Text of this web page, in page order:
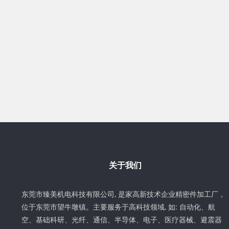
关于我们
东莞市臻美机电科技有限公司, 是家高新技术企业精密件加工厂，
位于东莞市望牛墩镇。主要服务于高科技领域, 如: 自动化、航
空、基础科研、光纤、通信、半导体、电子、医疗器械、避震器